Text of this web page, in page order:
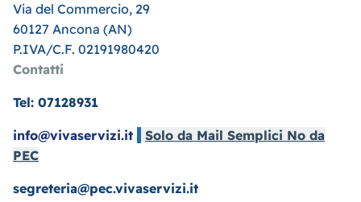
Via del Commercio, 29
60127 Ancona (AN)
P.IVA/C.F. 02191980420
Contatti
Tel: 07128931
info@vivaservizi.it
Solo da Mail Semplici No da
PEC
segreteria@pec.vivaservizi.it